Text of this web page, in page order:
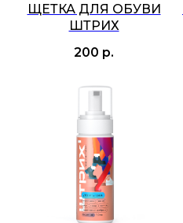
ЩЕТКА ДЛЯ ОБУВИ
ШТРИХ
200 р.